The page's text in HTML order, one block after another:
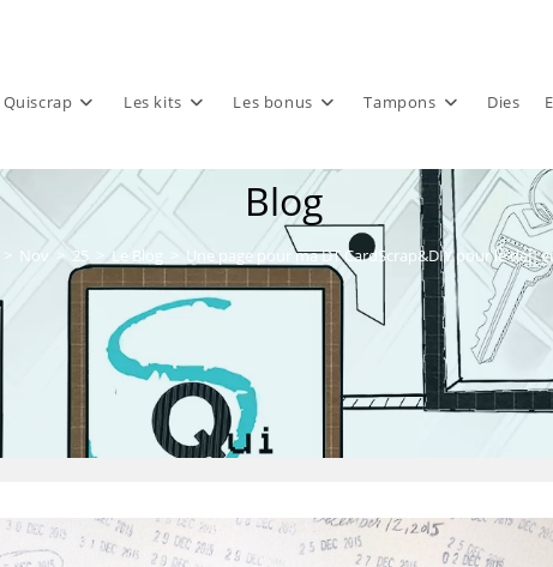
Les kits Les bonus Tampons Dies
Blog
> Nov > 25 Le Blog > Une page pour ma DT CardScrap&DIY pour le défi